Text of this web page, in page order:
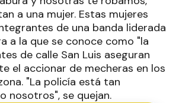
a una mujer. Estas mujeres
de una banda liderada
a la que se conoce como "la
de calle San Luis aseguran
el accionar de mecheras en los
"La policía está tan
nosotros", se quejan.